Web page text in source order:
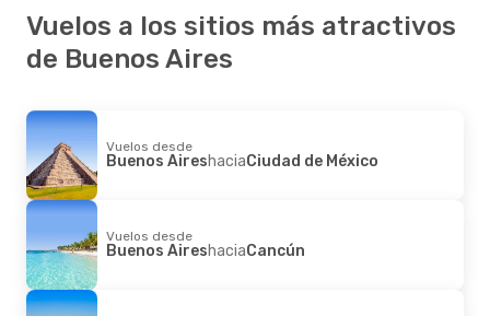
Vuelos a los sitios más atractivos
de Buenos Aires
Vuelos desde
Buenos AireshaciaCiudad de México
Vuelos desde
Buenos AireshaciaCancún